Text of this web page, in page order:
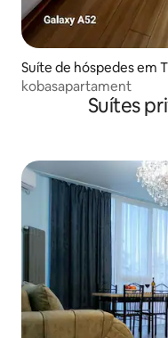
Suíte de hóspedes em
kobasapartament
Suítes